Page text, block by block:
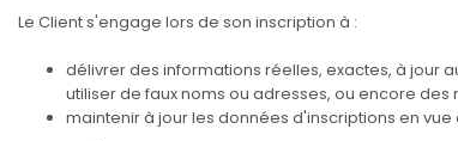
Le Client s'engage lors de son inscription à :
délivrer des informations réelles, exactes, à jour
utiliser de faux noms ou adresses, ou encore
maintenir à jour les données d'inscriptions en